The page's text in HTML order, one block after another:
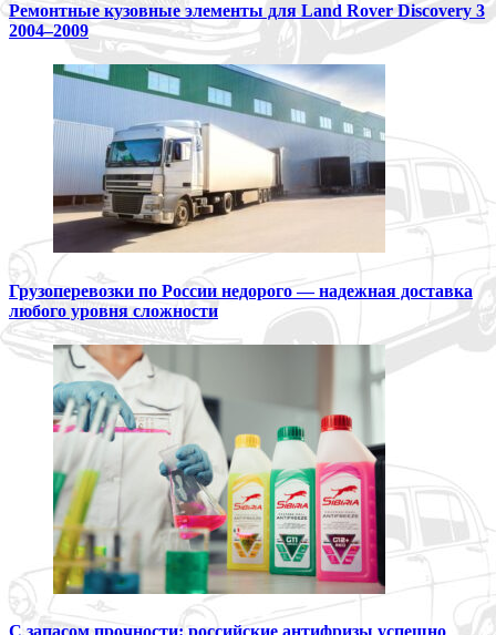
Ремонтные кузовные элементы для Land Rover Discovery 3
2004–2009
Грузоперевозки по России недорого — надежная доставка
любого уровня сложности